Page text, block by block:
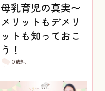
母乳育児の真実〜
メリットもデメリ
ットも知っておこ
う！
０歳児